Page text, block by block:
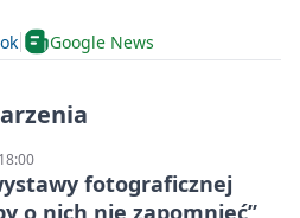
Google News
fotograficznej